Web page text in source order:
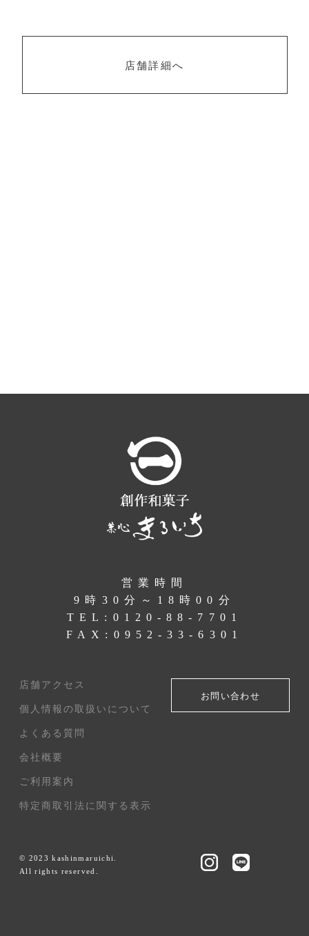
店舗詳細へ
営業時間
9時30分～18時00分
TEL: 0120-88-7701
FAX:0952-33-6301
お問い合わせ
店舗アクセス
個人情報の取扱いについて
よくある質問
会社概要
ご利用案内
特定商取引法に関する表示
© 2023 kashinmaruichi.
All rights reserved.